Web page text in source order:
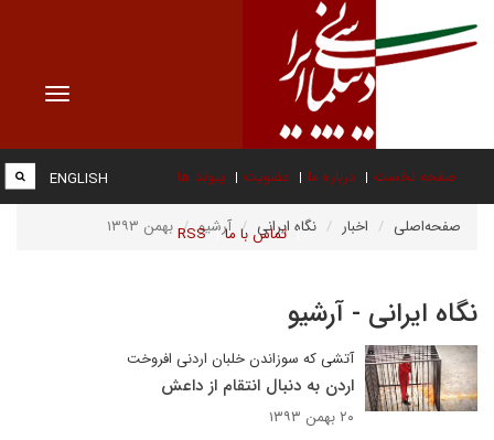
Toggle
صفحه نخست درباره ما عضویت پیوند ها
تماس با ما RSS
ENGLISH
صفحه‌اصلی اخبار نگاه ایرانی آرشیو بهمن ۱۳۹۳
نگاه ایرانی - آرشیو
آتشی که سوزاندن خلبان اردنی افروخت
اردن به دنبال انتقام از داعش
۲۰ بهمن ۱۳۹۳